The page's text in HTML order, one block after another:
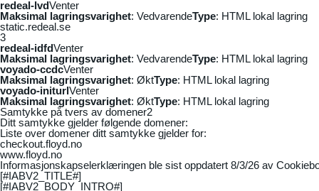
redeal-lvdVenter
Maksimal lagringsvarighet: VedvarendeType: HTML lokal lagring
static.redeal.se
3
redeal-idfdVenter
Maksimal lagringsvarighet: VedvarendeType: HTML lokal lagring
voyado-ccdcVenter
Maksimal lagringsvarighet: ØktType: HTML lokal lagring
voyado-initurlVenter
Maksimal lagringsvarighet: ØktType: HTML lokal lagring
Samtykke på tvers av domener2
Ditt samtykke gjelder følgende domener:
Liste over domener ditt samtykke gjelder for:
checkout.floyd.no
www.floyd.no
Informasjonskapselerklæringen ble sist oppdatert 8/3/26 av
[#IABV2_TITLE#]
[#IABV2_BODY_INTRO#]